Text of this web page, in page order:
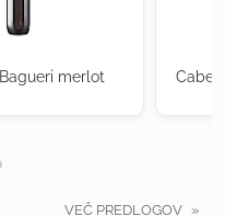
Bagueri merlot
VEČ PREDLOGOV